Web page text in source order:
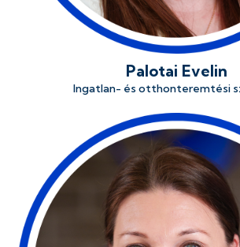
Palotai Evelin
Ingatlan- és otthonteremtési